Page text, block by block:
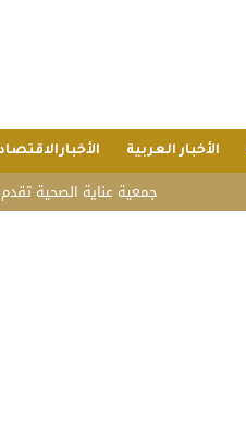
الأخبار العربية
جمعية عناية الصحية تقدم خدماتها لـ 6,980 مستفيدًا خلال يوليو بقيمة اقتصادية تجاوزت 9.2 مليون ريال